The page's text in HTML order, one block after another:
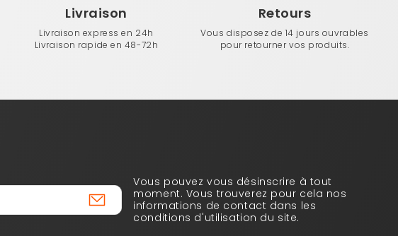
Livraison
Livraison express en 24h
Livraison rapide en 48-72h
Retours
Vous disposez de 14 jours ouvrables
pour retourner vos produits.
Vous pouvez vous désinscrire à tout
moment. Vous trouverez pour cela nos
informations de contact dans les
conditions d'utilisation du site.